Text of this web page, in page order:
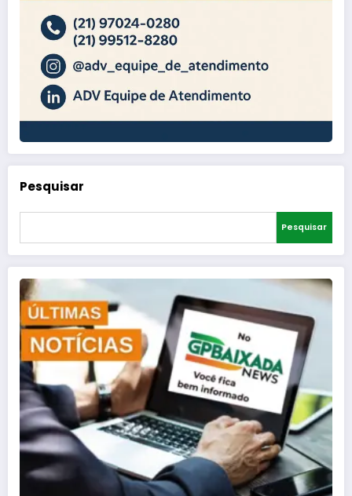
Pesquisar
Pesquisar